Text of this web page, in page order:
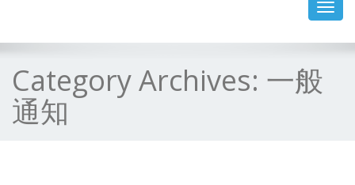
Category Archives: 一般
通知